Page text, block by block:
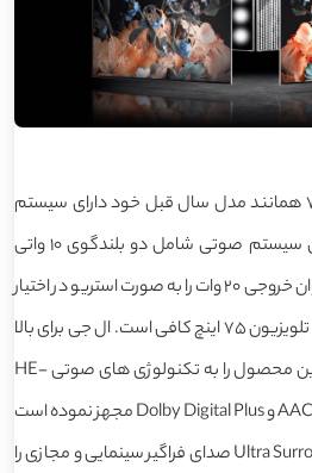
تلویزیون ال جی 75QNED81 همانند مدل سال قبل خود دارای سیستم
صوتی 2 کاناله می باشد. این سیستم صوتی شامل دو بلندگوی 10 واتی
است و در مجموع صدایی با توان خروجی 20 وات را به صورت استریو در اختیار
شما قرار می دهد که برای یک تلویزیون 75 اینچ کافی است. ال جی برای بالا
بردن کیفیت صدای خروجی، این محصول را به تکنولوژی های صوتی HE-
AAC ،Dolby AC4 ، Dolby Digital و Dolby Digital Plus مجهز نموده است
و با استفاده از تکنولوژی Ultra Surround صدای فراگیر سینمایی و مجازی را